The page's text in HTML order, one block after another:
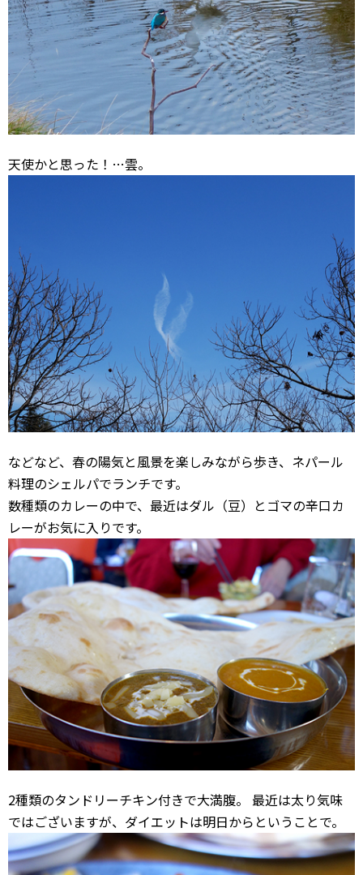
天使かと思った！…雲。
などなど、春の陽気と風景を楽しみながら歩き、ネパール
料理のシェルパでランチです。
数種類のカレーの中で、最近はダル（豆）とゴマの辛口カ
レーがお気に入りです。
2種類のタンドリーチキン付きで大満腹。 最近は太り気味
ではございますが、ダイエットは明日からということで。